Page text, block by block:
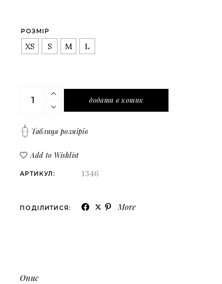
6900.00 ₴
РОЗМІР
XS S M L
Сукня міні з контрастним асіметричним
додати в кошик
Таблиця розмірів
Add to Wishlist
АРТИКУЛ: 1346
ПОДІЛИТИСЯ: More
Опис